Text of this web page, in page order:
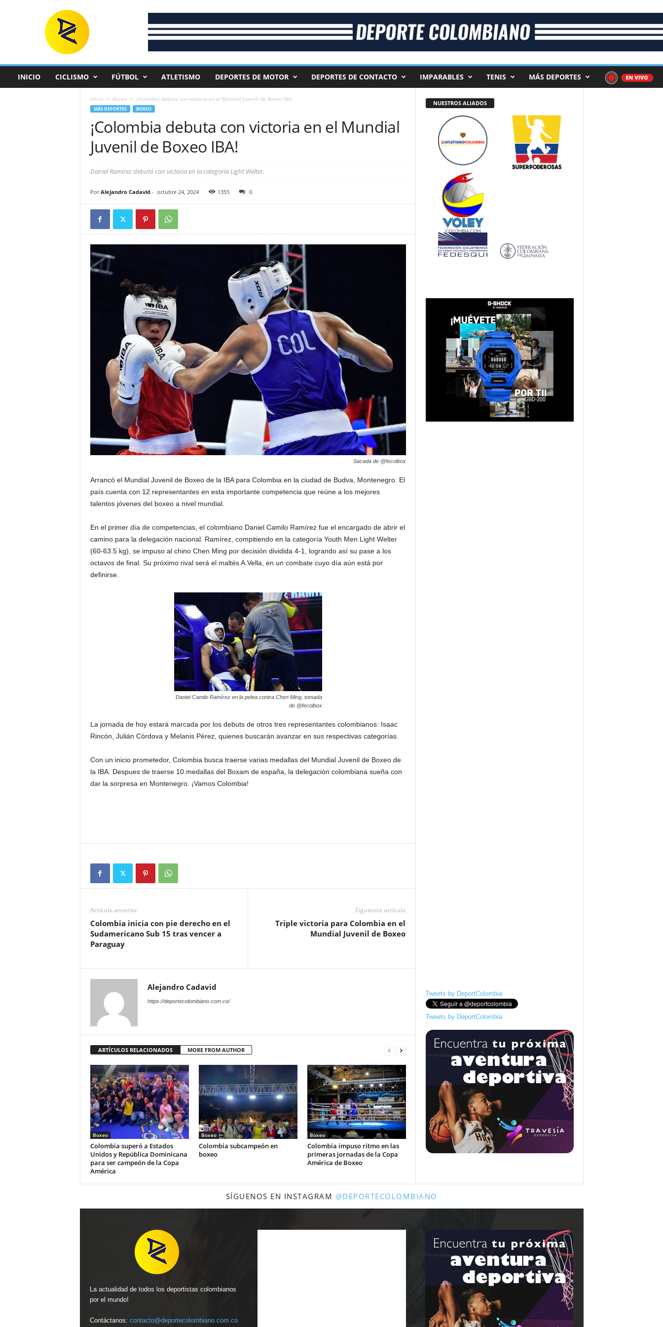
INICIO CICLISMO FÚTBOL ATLETISMO DEPORTES DE MOTOR DEPORTES DE CONTACTO IMPARABLES TENIS MÁS DEPORTES
Inicio Boxeo ¡Colombia debuta con victoria en el Mundial Juvenil de Boxeo IBA!
MÁS DEPORTES BOXEO
¡Colombia debuta con victoria en el Mundial
Juvenil de Boxeo IBA!
Daniel Ramírez debutó con victoria en la categoría Light Welter.
Por Alejandro Cadavid- octubre 24, 2024 1355 0
Sacada de @fecolbox
Arrancó el Mundial Juvenil de Boxeo de la IBA para Colombia en la ciudad de Budva, Montenegro. El
país cuenta con 12 representantes en esta importante competencia que reúne a los mejores
talentos jóvenes del boxeo a nivel mundial.
En el primer día de competencias, el colombiano Daniel Camilo Ramírez fue el encargado de abrir el
camino para la delegación nacional. Ramírez, compitiendo en la categoría Youth Men Light Welter
(60-63.5 kg), se impuso al chino Chen Ming por decisión dividida 4-1, logrando así su pase a los
octavos de final. Su próximo rival será el maltés A.Vella, en un combate cuyo día aún está por
definirse.
Daniel Camilo Ramírez en la pelea contra Chen Ming, tomada
de @fecolbox
La jornada de hoy estará marcada por los debuts de otros tres representantes colombianos: Isaac
Rincón, Julián Córdova y Melanis Pérez, quienes buscarán avanzar en sus respectivas categorías.
Con un inicio prometedor, Colombia busca traerse varias medallas del Mundial Juvenil de Boxeo de
la IBA. Despues de traerse 10 medallas del Boxam de españa, la delegación colombiana sueña con
dar la sorpresa en Montenegro. ¡Vamos Colombia!
Artículo anterior
Colombia inicia con pie derecho en el
Sudamericano Sub 15 tras vencer a
Paraguay
Siguiente artículo
Triple victoria para Colombia en el
Mundial Juvenil de Boxeo
Alejandro Cadavid
https://deportecolombiano.com.co/
ARTÍCULOS RELACIONADOS MORE FROM AUTHOR
Boxeo
Colombia superó a Estados
Unidos y República Dominicana
para ser campeón de la Copa
América
Boxeo
Colombia subcampeón en
boxeo
Boxeo
Colombia impuso ritmo en las
primeras jornadas de la Copa
América de Boxeo
NUESTROS ALIADOS
Tweets by DeportColombia
Tweets by DeportColombia
SÍGUENOS EN INSTAGRAM @DEPORTECOLOMBIANO
La actualidad de todos los deportistas colombianos
por el mundo!
Contáctanos: contacto@deportecolombiano.com.co